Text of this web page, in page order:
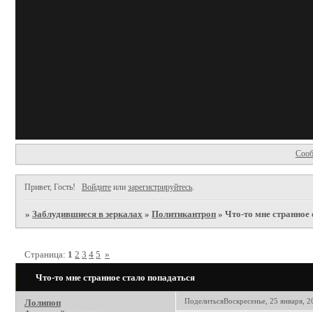
Привет, Гость! Войдите или зарегистрируйтесь.
»Заблудившиеся в зеркалах »Политикантроп »Что-то мне странное
Что-то мне странное стало попадаться
Страница: 1 2 3 4 5 »
ПоделитьсяВоскресенье, 25 января,
Лолипоп